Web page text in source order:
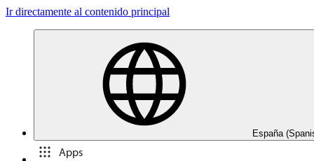
Ir directamente al contenido principal
España
Apps